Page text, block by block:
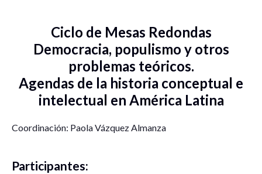
Ciclo de Mesas Redondas
Democracia, populismo y otros
problemas teóricos.
Agendas de la historia conceptual e
intelectual en América Latina
Coordinación: Paola Vázquez Almanza
Participantes: